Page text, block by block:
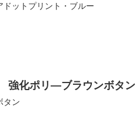
ットプリント・ブルー
強化ポリ―ブラウンボタン
タン